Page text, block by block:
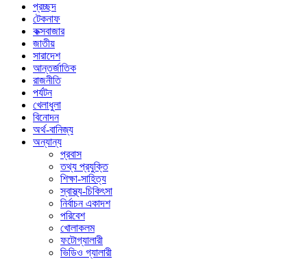
প্রচ্ছদ
টেকনাফ
কক্সবাজার
জাতীয়
সারাদেশ
আন্তর্জাতিক
রাজনীতি
পর্যটন
খেলাধুলা
বিনোদন
অর্থ-বানিজ্য
অন্যান্য
প্রবাস
তথ্য প্রযুক্তি
শিক্ষা-সাহিত্য
স্বাস্থ্য-চিকিৎসা
নির্বাচন একাদশ
পরিবেশ
খোলাকলম
ফটোগ্যালারী
ভিডিও গ্যালারী